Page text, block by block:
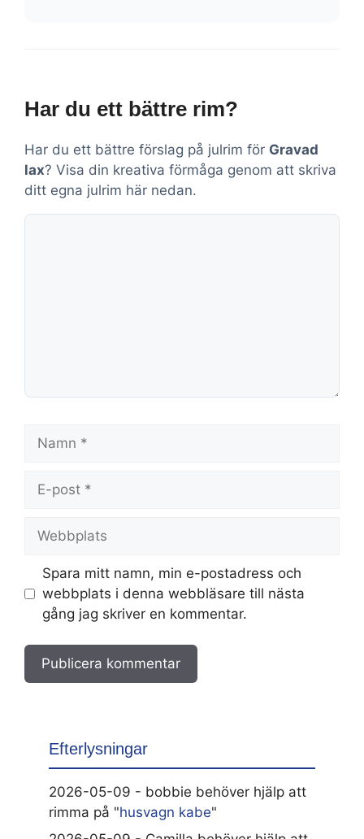
Har du ett bättre rim?
Har du ett bättre förslag på julrim för Gravad
lax? Visa din kreativa förmåga genom att skriva
ditt egna julrim här nedan.
Kommentar
post
Spara mitt namn, min e-postadress och
webbplats i denna webbläsare till nästa
gång jag skriver en kommentar.
Efterlysningar
2026-05-09 - bobbie behöver hjälp att
rimma på "husvagn kabe"